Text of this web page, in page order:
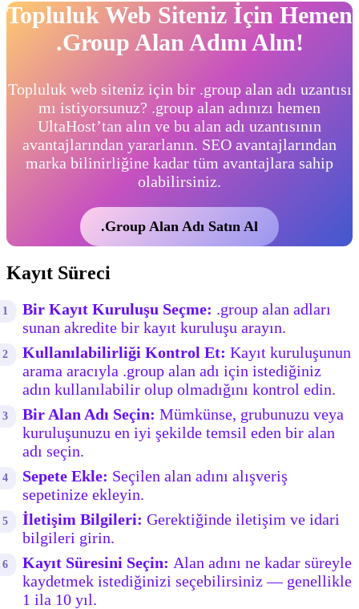
Topluluk Web Siteniz İçin Hemen
.Group Alan Adını Alın!
Topluluk web siteniz için bir .group alan adı uzantısı
mı istiyorsunuz? .group alan adınızı hemen
UltaHost’tan alın ve bu alan adı uzantısının
avantajlarından yararlanın. SEO avantajlarından
marka bilinirliğine kadar tüm avantajlara sahip
olabilirsiniz.
.Group Alan Adı Satın Al
Kayıt Süreci
Bir Kayıt Kuruluşu Seçme: .group alan adları
sunan akredite bir kayıt kuruluşu arayın.
Kullanılabilirliği Kontrol Et: Kayıt kuruluşunun
arama aracıyla .group alan adı için istediğiniz
adın kullanılabilir olup olmadığını kontrol edin.
Bir Alan Adı Seçin: Mümkünse, grubunuzu veya
kuruluşunuzu en iyi şekilde temsil eden bir alan
adı seçin.
Sepete Ekle: Seçilen alan adını alışveriş
sepetinize ekleyin.
İletişim Bilgileri: Gerektiğinde iletişim ve idari
bilgileri girin.
Kayıt Süresini Seçin: Alan adını ne kadar süreyle
kaydetmek istediğinizi seçebilirsiniz — genellikle
1 ila 10 yıl.